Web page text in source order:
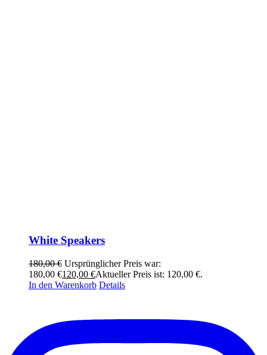
White Speakers
180,00€ Ursprünglicher Preis war:
180,00 €120,00 €Aktueller Preis ist: 120,00 €.
In den Warenkorb Details